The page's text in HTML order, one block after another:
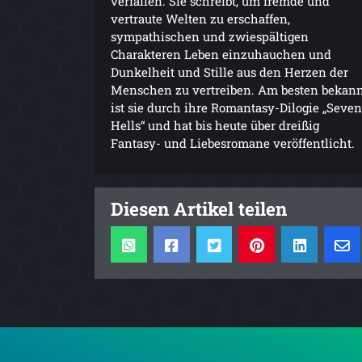
vertraute Welten zu erschaffen,
sympathischen und zwiespältigen
Charakteren Leben einzuhauchen und
Dunkelheit und Stille aus den Herzen der
Menschen zu vertreiben. Am besten
ist sie durch ihre Romantasy-Dilogie „Seven
Hells“ und hat bis heute über dreißig
Fantasy- und Liebesromane veröffentlicht.
Diesen Artikel teilen